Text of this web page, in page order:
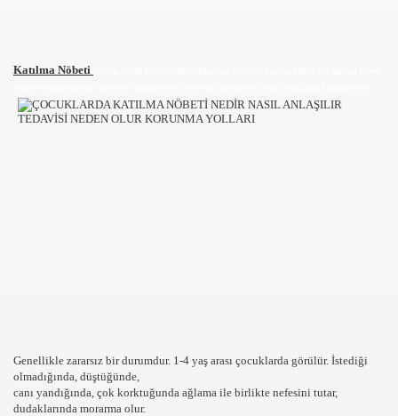
Katılma Nöbeti
Genellikle zararsız bir durumdur. 1-4 yaş arası çocuklarda görülür. İstediği
olmadığında, düştüğünde,
canı yandığında, çok korktuğunda ağlama ile birlikte nefesini tutar,
dudaklarında morarma olur.
VE TARIHI VIDEOLAR SAYFASI KLIPLER IZLE
VE VİDEOLARI
ILGINC RESIMLER BILGILER KOMIK FOTOLAR